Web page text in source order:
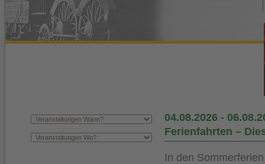
04.08.2026 -
Ferienfahrten –
In den